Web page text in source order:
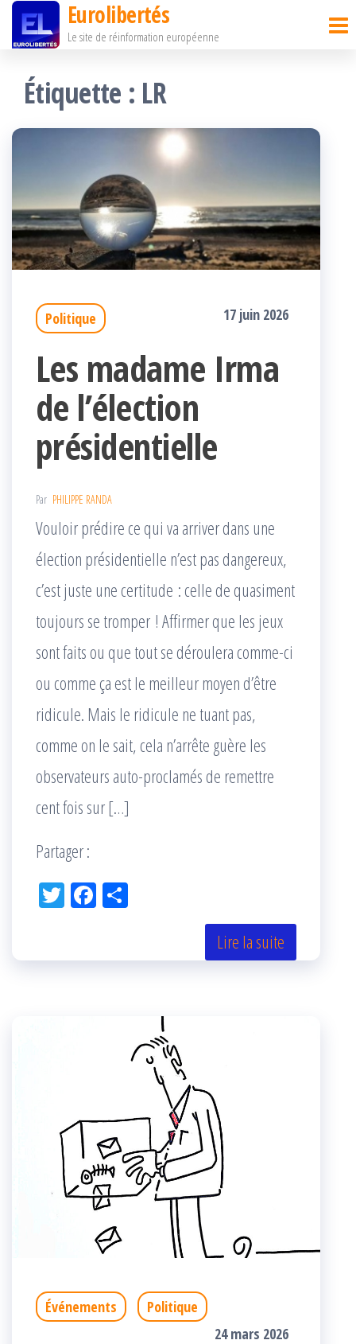
Passer
contenu
Eurolibertés
Le site de réinformation européenne
Étiquette : LR
Politique 17 juin 2026
Les madame Irma
de l’élection
présidentielle
Par PHILIPPE RANDA
Vouloir prédire ce qui va arriver dans une
élection présidentielle n’est pas dangereux,
c’est juste une certitude : celle de quasiment
toujours se tromper ! Affirmer que les jeux
sont faits ou que tout se déroulera comme-ci
ou comme ça est le meilleur moyen d’être
ridicule. Mais le ridicule ne tuant pas,
comme on le sait, cela n’arrête guère les
observateurs auto-proclamés de remettre
cent fois sur […]
Partager :
Tw Fac
k r
Lire la suite
Événements
Politique
24 mars 2026